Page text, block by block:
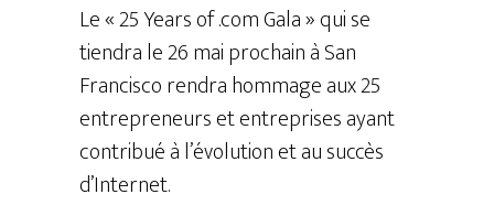
Le « 25 Years of .com Gala » qui se
tiendra le 26 mai prochain à San
Francisco rendra hommage aux 25
entrepreneurs et entreprises ayant
contribué à l’évolution et au succès
d’Internet.